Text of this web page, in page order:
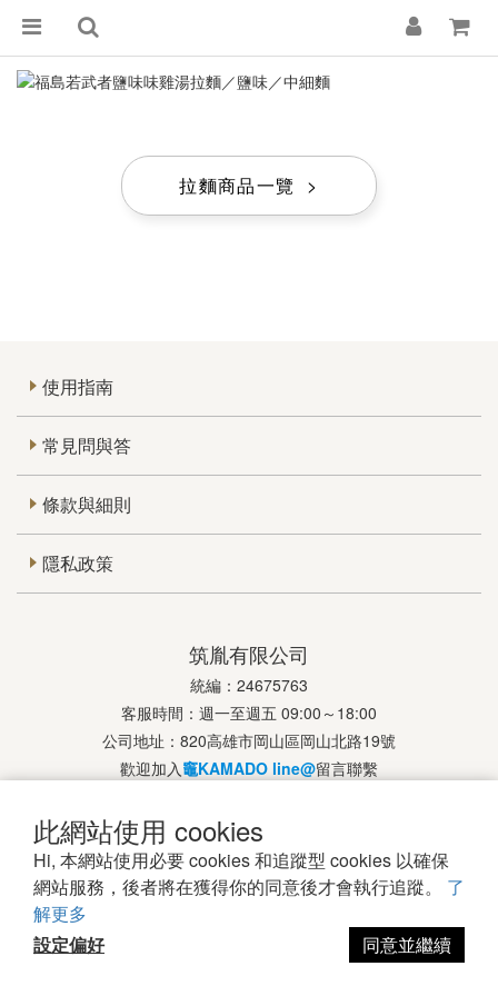
此網站使用 cookies
Hi, 本網站使用必要 cookies 和追蹤型 cookies 以確保
網站服務，後者將在獲得你的同意後才會執行追蹤。 了
解更多
設定偏好
同意並繼續
拉麵商品一覽 >
使用指南
常見問與答
條款與細則
隱私政策
筑胤有限公司
統編：24675763
客服時間：週一至週五 09:00～18:00
公司地址：820高雄市岡山區岡山北路19號
歡迎加入 竈KAMADO line@留言聯繫